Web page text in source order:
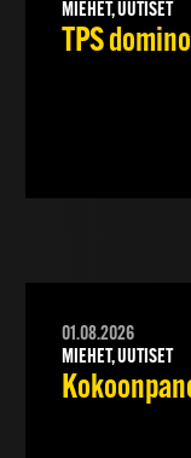
MIEHET, UUTISET
TPS
01.08.2026
MIEHET, UUTISET